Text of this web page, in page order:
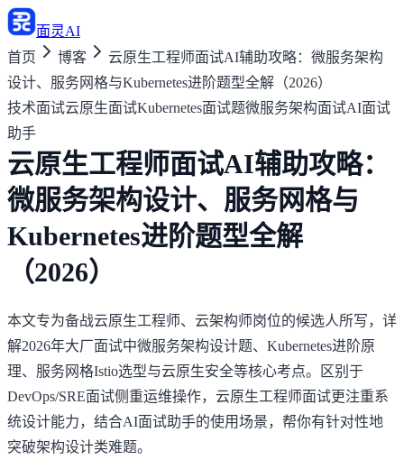
面灵AI
首页
博客
云原生工程师面试AI辅助攻略：微服务架构
设计、服务网格与Kubernetes进阶题型全解（2026）
技术面试云原生面试Kubernetes面试题微服务架构面试AI面试
助手
云原生工程师面试AI辅助攻略：
微服务架构设计、服务网格与
Kubernetes进阶题型全解
（2026）
本文专为备战云原生工程师、云架构师岗位的候选人所写，详
解2026年大厂面试中微服务架构设计题、Kubernetes进阶原
理、服务网格Istio选型与云原生安全等核心考点。区别于
DevOps/SRE面试侧重运维操作，云原生工程师面试更注重系
统设计能力，结合AI面试助手的使用场景，帮你有针对性地
突破架构设计类难题。